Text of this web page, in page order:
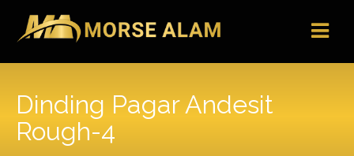
content
Dinding Pagar Andesit
Rough-4